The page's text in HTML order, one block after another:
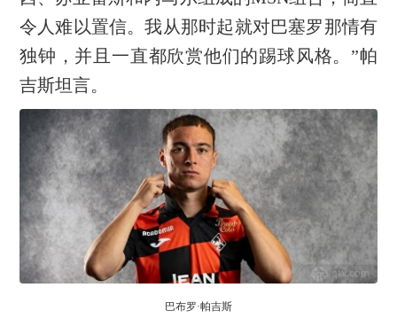
令人难以置信。我从那时起就对巴塞罗那情有
独钟，并且一直都欣赏他们的踢球风格。”帕
吉斯坦言。
巴布罗·帕吉斯